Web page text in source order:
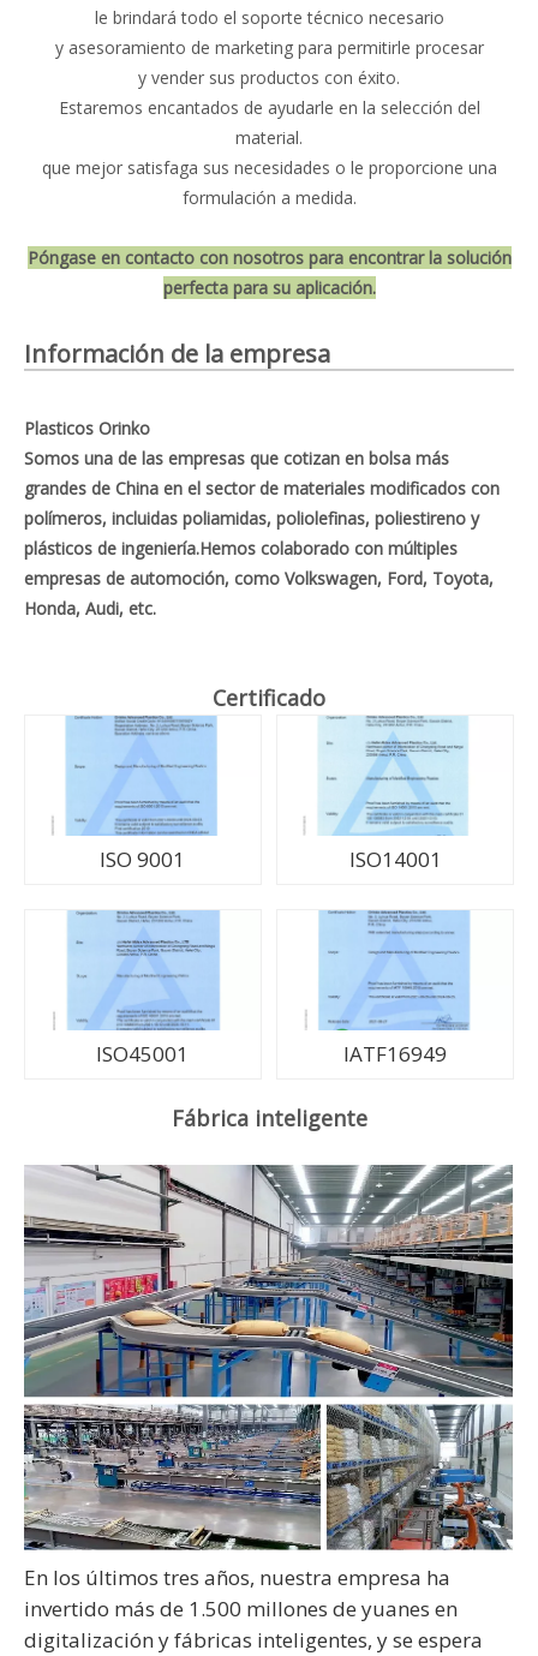
le brindará todo el soporte técnico necesario
y asesoramiento de marketing para permitirle procesar
y vender sus productos con éxito.
Estaremos encantados de ayudarle en la selección del
material.
que mejor satisfaga sus necesidades o le proporcione una
formulación a medida.
Póngase en contacto con nosotros para encontrar la solución
perfecta para su aplicación.
Información de la empresa
Plasticos Orinko
Somos una de las empresas que cotizan en bolsa más
grandes de China en el sector de materiales modificados con
polímeros, incluidas poliamidas, poliolefinas, poliestireno y
plásticos de ingeniería.Hemos colaborado con múltiples
empresas de automoción, como Volkswagen, Ford, Toyota,
Honda, Audi, etc.
Certificado
ISO 9001 ISO14001
ISO45001 IATF16949
Fábrica inteligente
En los últimos tres años, nuestra empresa ha
invertido más de 1.500 millones de yuanes en
digitalización y fábricas inteligentes, y se espera